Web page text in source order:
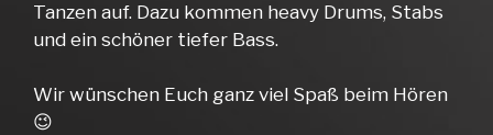
Tanzen auf. Dazu kommen heavy Drums, Stabs
und ein schöner tiefer Bass.
Wir wünschen Euch ganz viel Spaß beim Hören
😉